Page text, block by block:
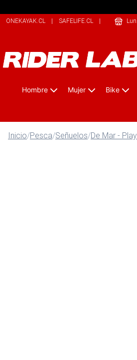
ONEKAYAK.CL | SAFELIFE.CL |
Hombre Mujer Bike
Inicio/Pesca/Señuelos/De Mar -